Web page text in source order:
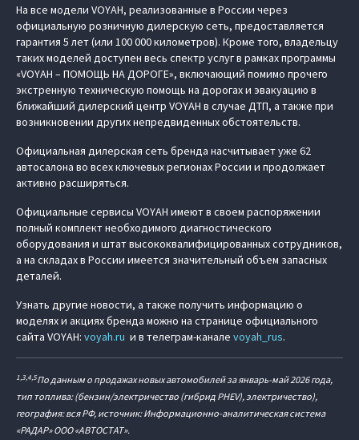
На все модели VOYAH, реализованные в России через
официальную розничную дилерскую сеть, предоставляется
гарантия 5 лет (или 100 000 километров). Кроме того, владельцу
таких моделей доступен весь спектр услуг в рамках программы
«VOYAH – ПОМОЩЬ НА ДОРОГЕ», включающий помимо прочего
экстренную техническую помощь на дорогах и эвакуацию в
ближайший дилерский центр VOYAH в случае ДТП, а также при
возникновении других непредвиденных обстоятельств.
Официальная дилерская сеть бренда насчитывает уже 62
автосалона во всех ключевых регионах России и продолжает
активно расширяться.
Официальные сервисы VOYAH имеют в своем распоряжении
полный комплект необходимого диагностического
оборудования и штат высококвалифицированных сотрудников,
а на складах в России имеется значительный объем запасных
деталей.
Узнать другие новости, а также получить информацию о
моделях и акциях бренда можно на странице официального
сайта VOYAH: voyah.ru и в телеграм-канале voyah_rus.
1,3,4,5По данным о продажах новых автомобилей за январь-май 2026 года,
тип топлива: (бензин/электричество (гибрид PHEV), электричество),
география: вся РФ, источник: Информационно-аналитическая система
«РАДАР» ООО «АВТОСТАТ».